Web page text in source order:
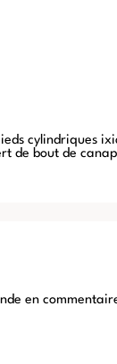
cylindriques
de bout de
en